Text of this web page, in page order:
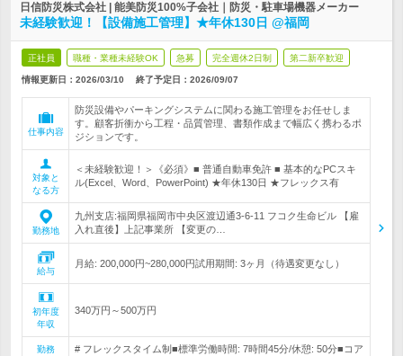
日信防災株式会社 | 能美防災100%子会社｜防災・駐車場機器メーカー
未経験歓迎！【設備施工管理】★年休130日 @福岡
正社員 職種・業種未経験OK 急募 完全週休2日制 第二新卒歓迎
情報更新日：2026/03/10 終了予定日： 2026/09/07
仕事内容
防災設備やパーキングシステムに関わる施工管理をお任せしま
す。顧客折衝から工程・品質管理、書類作成まで幅広く携わるポ
ジションです。
対象と
なる方
＜未経験歓迎！＞《必須》■ 普通自動車免許 ■ 基本的なPCスキ
ル(Excel、Word、PowerPoint) ★年休130日 ★フレックス有
勤務地
九州支店:福岡県福岡市中央区渡辺通3-6-11 フコク生命ビル 【雇
入れ直後】上記事業所 【変更の…
給与
月給: 200,000円~280,000円試用期間: 3ヶ月（待遇変更なし）
初年度
年収
340万円～500万円
勤務
# フレックスタイム制■標準労働時間: 7時間45分/休憩: 50分■コア